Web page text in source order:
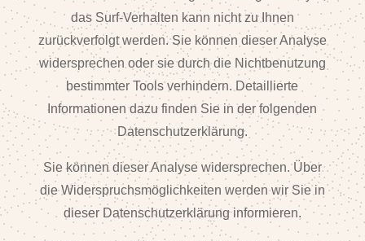
das Surf-Verhalten kann nicht zu Ihnen
zurückverfolgt werden. Sie können dieser Analyse
widersprechen oder sie durch die Nichtbenutzung
bestimmter Tools verhindern. Detaillierte
Informationen dazu finden Sie in der folgenden
Datenschutzerklärung.
Sie können dieser Analyse widersprechen. Über
die Widerspruchsmöglichkeiten werden wir Sie in
dieser Datenschutzerklärung informieren.